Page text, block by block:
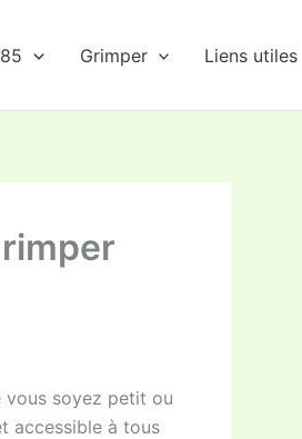
Grimper Liens utiles
vous soyez petit ou
accessible à tous